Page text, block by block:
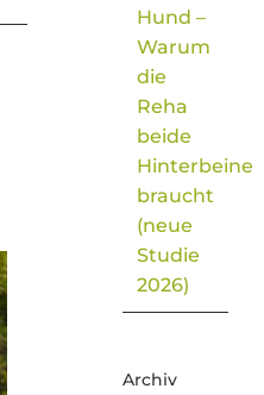
Hund –
Warum
die
Reha
beide
Hinterbeine
braucht
(neue
Studie
2026)
Archiv